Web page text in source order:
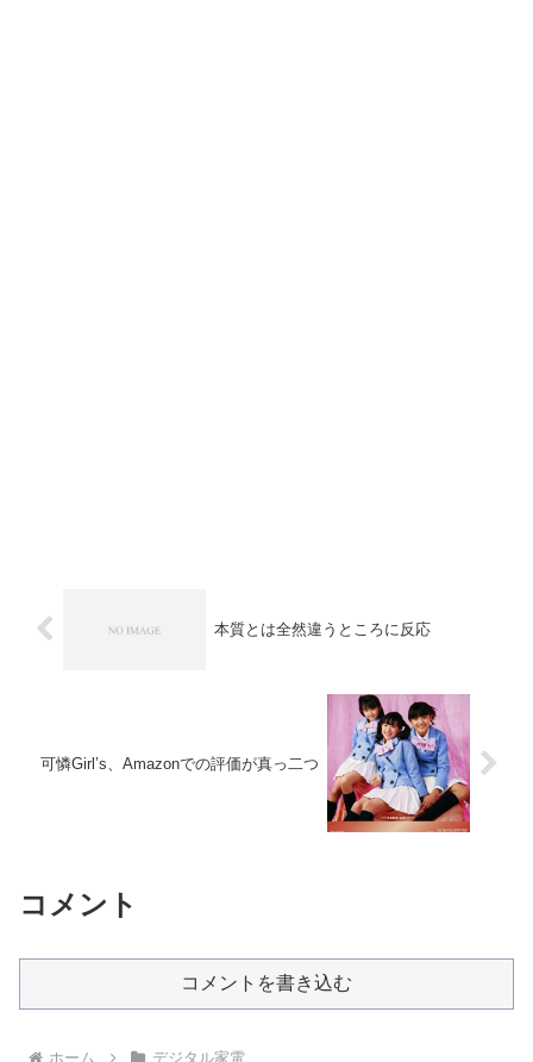
本質とは全然違うところに反応
可憐Girl’s、Amazonでの評価が真っ二つ
コメント
コメントを書き込む
ホーム デジタル家電